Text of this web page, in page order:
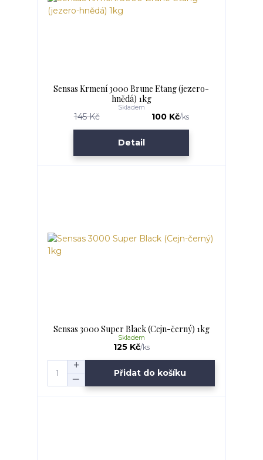
Sensas Krmení 3000 Brune Etang (jezero-
hnědá) 1kg
145 Kč 100 Kč/ks
Skladem
Detail
Sensas 3000 Super Black (Cejn-černý) 1kg
125 Kč/ks
Skladem
Přidat do košíku